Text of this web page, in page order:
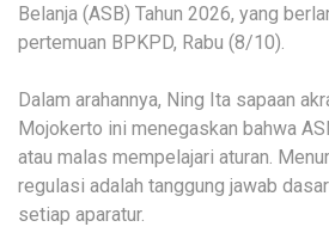
Belanja (ASB) Tahun 2026, yang
pertemuan BPKPD, Rabu (8/10).
Dalam arahannya, Ning Ita sapaan
Mojokerto ini menegaskan bahwa
atau malas mempelajari aturan.
regulasi adalah tanggung jawab
setiap aparatur.